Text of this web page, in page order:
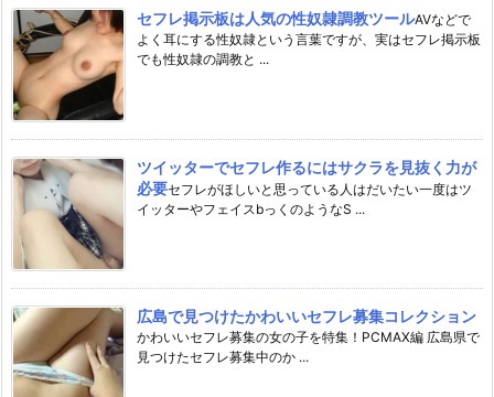
セフレ掲示板は人気の性奴隷調教ツールAVなどで
よく耳にする性奴隷という言葉ですが、実はセフレ掲示板
でも性奴隷の調教と ...
ツイッターでセフレ作るにはサクラを見抜く力が
必要セフレがほしいと思っている人はだいたい一度はツ
イッターやフェイスbっくのようなS ...
広島で見つけたかわいいセフレ募集コレクション
かわいいセフレ募集の女の子を特集！PCMAX編 広島県で
見つけたセフレ募集中のか ...